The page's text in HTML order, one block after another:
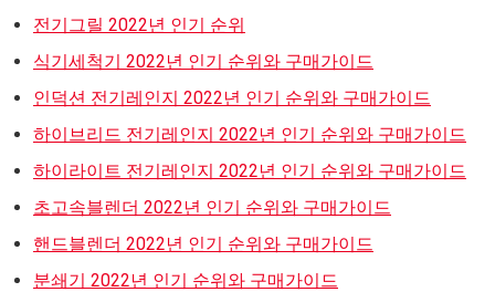
전기그릴 2022년 인기 순위
식기세척기 2022년 인기 순위와 구매가이드
인덕션 전기레인지 2022년 인기 순위와 구매가이드
하이브리드 전기레인지 2022년 인기 순위와 구매가이드
하이라이트 전기레인지 2022년 인기 순위와 구매가이드
초고속블렌더 2022년 인기 순위와 구매가이드
핸드블렌더 2022년 인기 순위와 구매가이드
분쇄기 2022년 인기 순위와 구매가이드